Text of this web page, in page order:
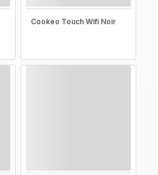
Cookeo Touch Wifi Noir